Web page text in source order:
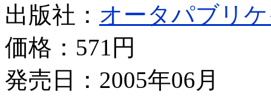
出版社： オータパブリ
価格： 571円
発売日：2005年06月